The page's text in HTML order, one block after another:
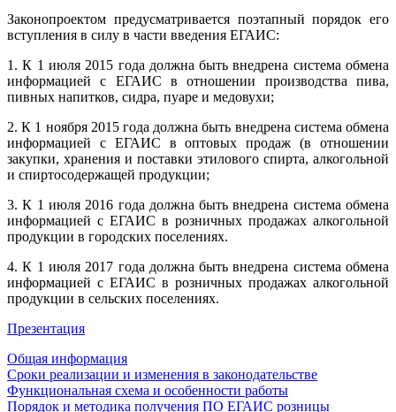
Законопроектом предусматривается поэтапный порядок его
вступления в силу в части введения ЕГАИС:
1. К 1 июля 2015 года должна быть внедрена система обмена
информацией с ЕГАИС в отношении производства пива,
пивных напитков, сидра, пуаре и медовухи;
2. К 1 ноября 2015 года должна быть внедрена система обмена
информацией с ЕГАИС в оптовых продаж (в отношении
закупки, хранения и поставки этилового спирта, алкогольной
и спиртосодержащей продукции;
3. К 1 июля 2016 года должна быть внедрена система обмена
информацией с ЕГАИС в розничных продажах алкогольной
продукции в городских поселениях.
4. К 1 июля 2017 года должна быть внедрена система обмена
информацией с ЕГАИС в розничных продажах алкогольной
продукции в сельских поселениях.
Презентация
Общая информация
Сроки реализации и изменения в законодательстве
Функциональная схема и особенности работы
Порядок и методика получения ПО ЕГАИС розницы